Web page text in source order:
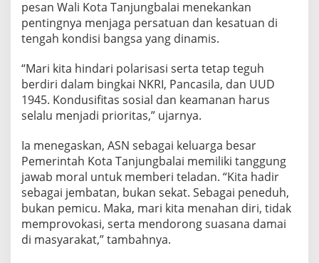
pesan Wali Kota Tanjungbalai menekankan
pentingnya menjaga persatuan dan kesatuan di
tengah kondisi bangsa yang dinamis.
“Mari kita hindari polarisasi serta tetap teguh
berdiri dalam bingkai NKRI, Pancasila, dan UUD
1945. Kondusifitas sosial dan keamanan harus
selalu menjadi prioritas,” ujarnya.
Ia menegaskan, ASN sebagai keluarga besar
Pemerintah Kota Tanjungbalai memiliki tanggung
jawab moral untuk memberi teladan. “Kita hadir
sebagai jembatan, bukan sekat. Sebagai peneduh,
bukan pemicu. Maka, mari kita menahan diri, tidak
memprovokasi, serta mendorong suasana damai
di masyarakat,” tambahnya.